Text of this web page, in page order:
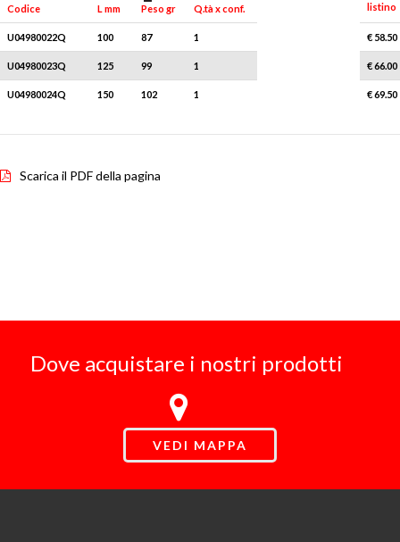
Codice L mm Peso gr Q.tà x conf.
listino
U04980022Q 100 87 1 € 58.50
U04980023Q 125 99 1 € 66.00
U04980024Q 150 102 1 € 69.50
Scarica il PDF della pagina
Dove acquistare i nostri prodotti
VEDI MAPPA